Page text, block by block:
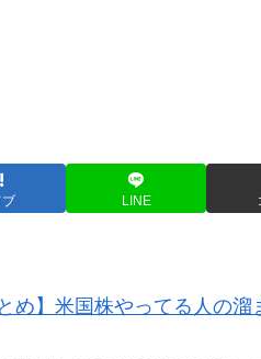
LINE
め】米国株やってる人の溜